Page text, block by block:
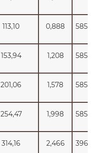
113,10 0,888
153,94 1,208
201,06 1,578
254,47 1,998
314,16 2,466